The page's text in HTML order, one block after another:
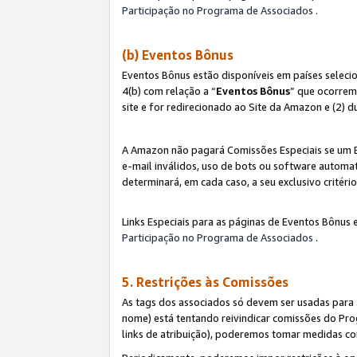
Participação no Programa de Associados .
(b) Eventos Bônus
Eventos Bônus estão disponíveis em países
4(b) com relação a “Eventos Bônus” que
site e for redirecionado ao Site da Amazon e (2)
A Amazon não pagará Comissões Especiais se
e-mail inválidos, uso de bots ou software
determinará, em cada caso, a seu exclusivo
Links Especiais para as páginas de Eventos
Participação no Programa de Associados .
5. Restrições às Comissões
As tags dos associados só devem ser usadas
nome) está tentando reivindicar comissões do
links de atribuição), poderemos tomar medidas